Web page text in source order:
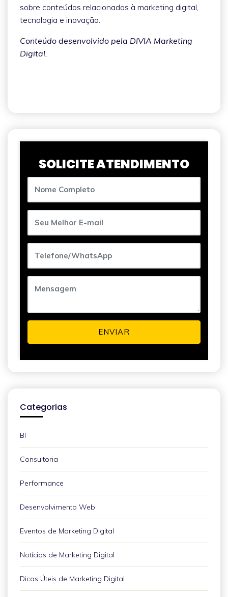
sobre conteúdos relacionados à marketing digital,
tecnologia e inovação.
Conteúdo desenvolvido pela DIVIA Marketing
Digital.
SOLICITE ATENDIMENTO
ENVIAR
Categorias
BI
Consultoria
Performance
Desenvolvimento Web
Eventos de Marketing Digital
Notícias de Marketing Digital
Dicas Úteis de Marketing Digital